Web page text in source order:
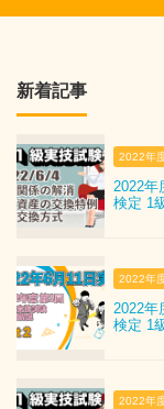
新着記事
2022年
2022年
検定 1
2022年
2022年
検定 1
2022年